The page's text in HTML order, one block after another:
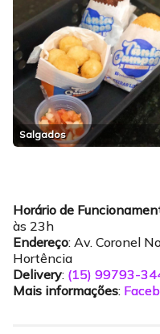
Salgados
Horário de
às 23h
Endereço: Av. Coronel
Hortência
Delivery: (15) 99793-
Mais informações: